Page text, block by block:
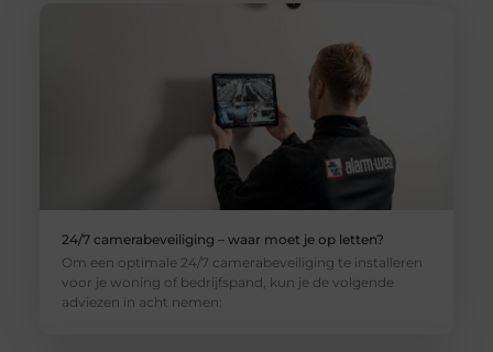
24/7 camerabeveiliging – waar moet je op letten?
Om een optimale 24/7 camerabeveiliging te installeren
voor je woning of bedrijfspand, kun je de volgende
adviezen in acht nemen: